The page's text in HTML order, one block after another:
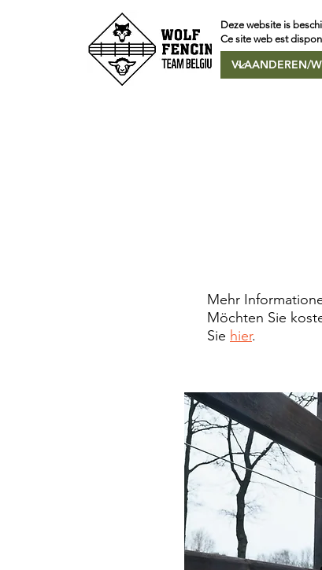
Deze website is
Ce site web est
Mehr
Möchten Sie
Sie hier.